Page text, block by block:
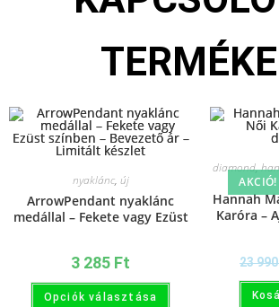
nyaklánc, új
ArrowPendant nyaklánc
medállal – Fekete vagy Ezüst
3 285 Ft
Opciók választása
AKCIÓ!
diamond,
Hannah
Karóra –
23